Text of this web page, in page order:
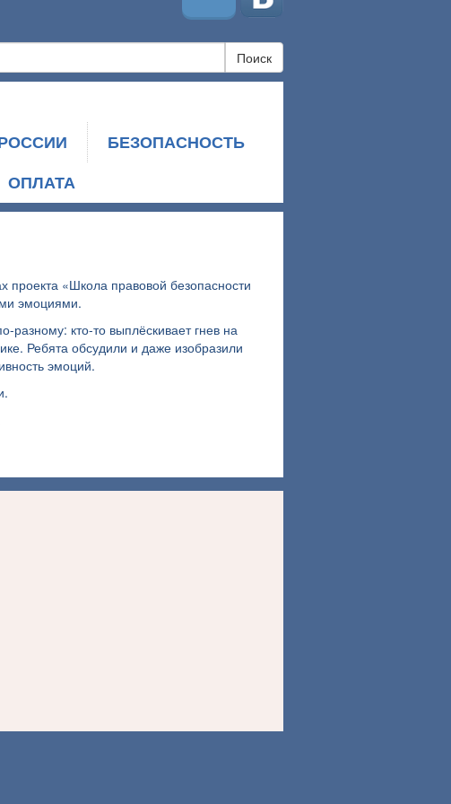
Поиск
БЕЗОПАСНОСТЬ
ОПЛАТА
«Школа правовой безопасности
эмоциями.
кто-то выплёскивает гнев на
Ребята обсудили и даже изобразили
эмоций.